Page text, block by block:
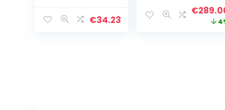
€34.23
Draadloze
waterbestendig
price
€